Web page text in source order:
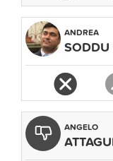
ANDREA
SODDU
ANGELO